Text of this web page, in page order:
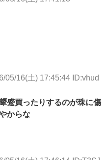
05/16(土) 17:45:44 ID:vhud
蹙買ったりするのが珠に傷
からな